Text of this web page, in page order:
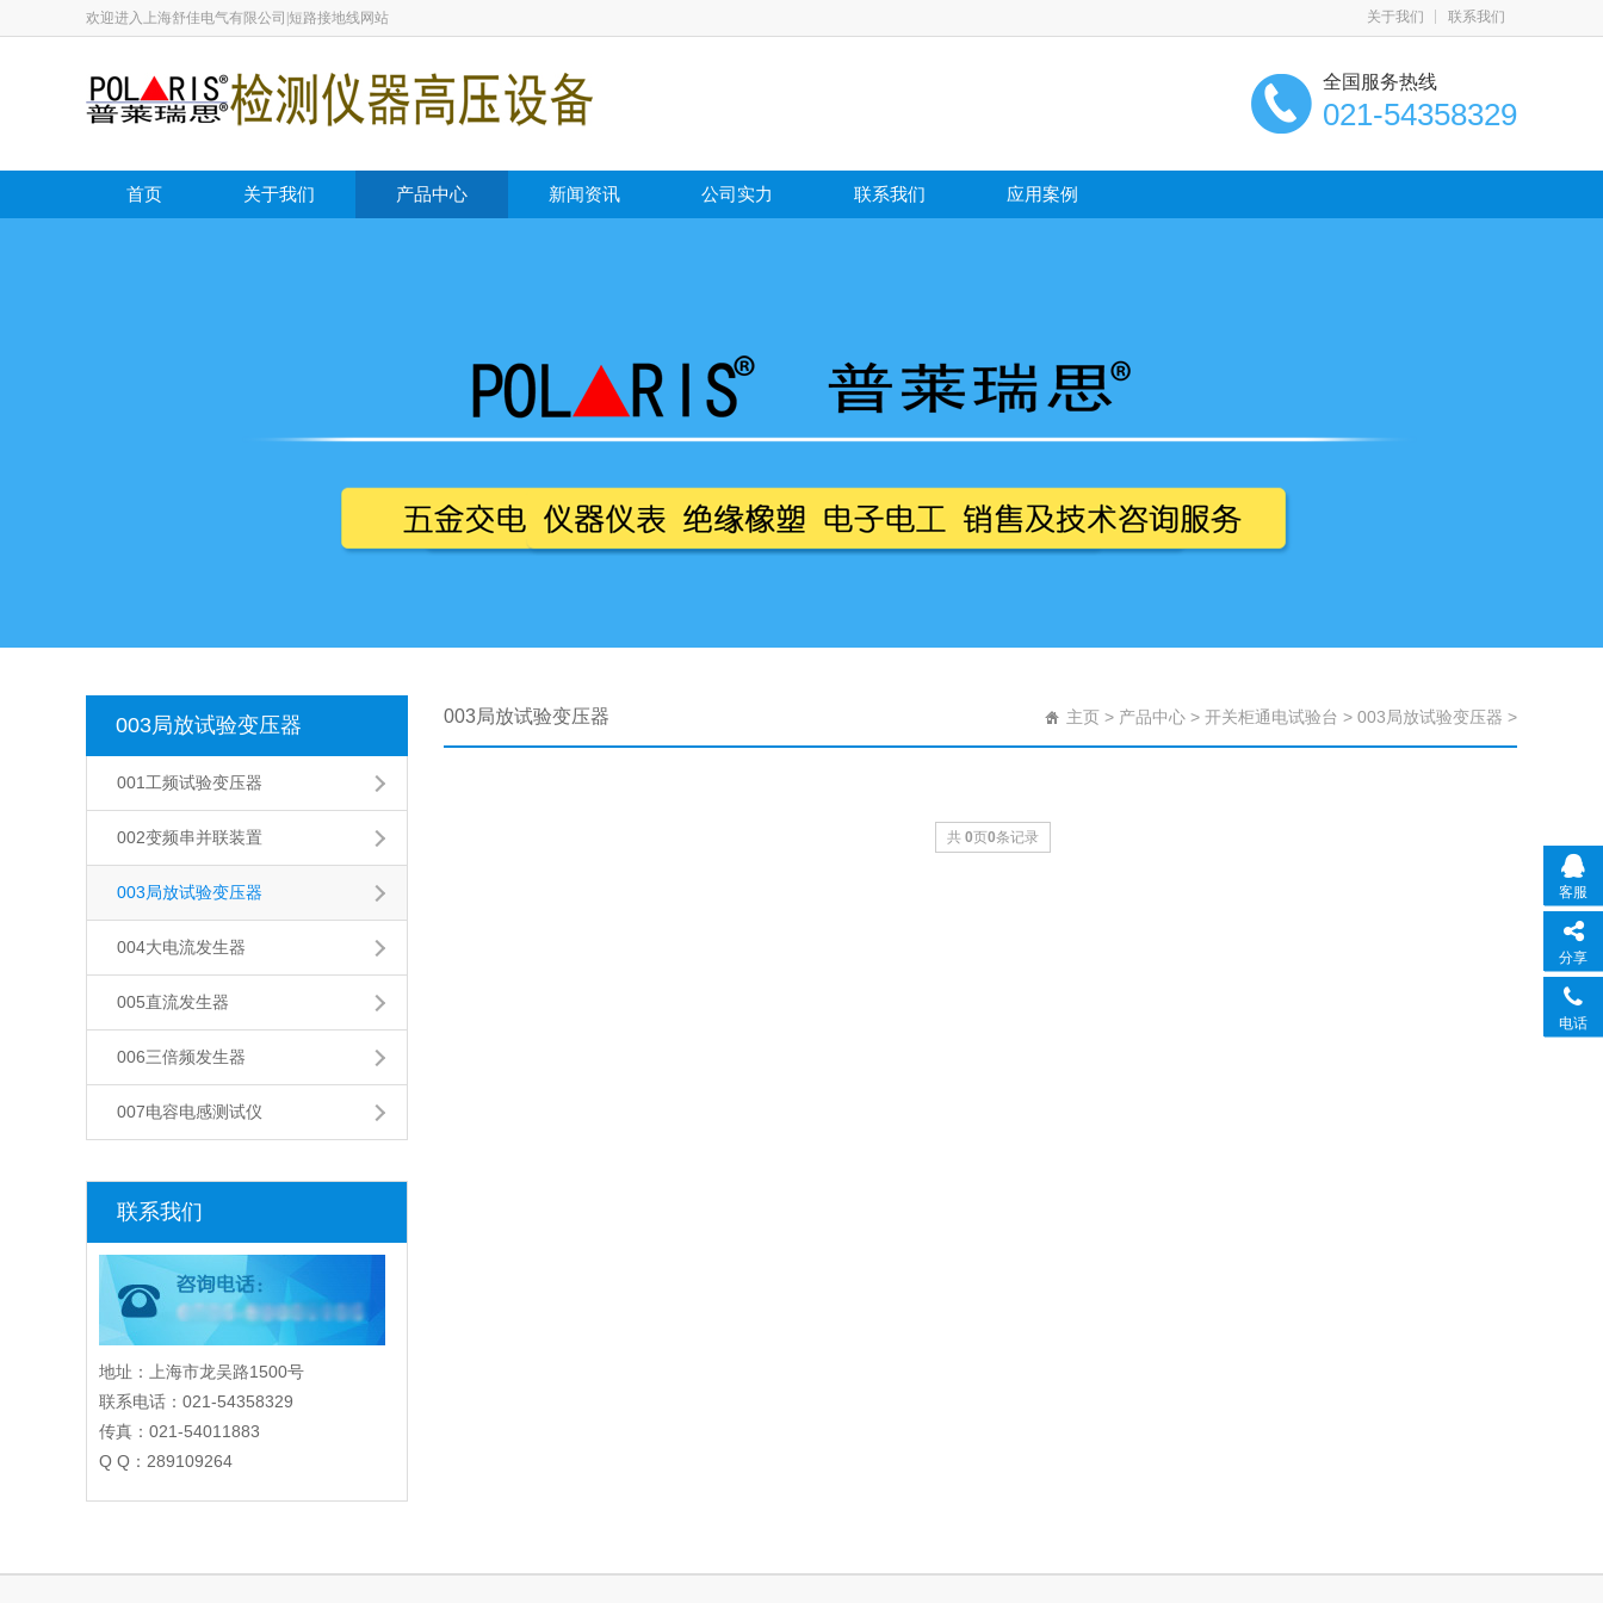
欢迎进入上海舒佳电气有限公司|短路接地线网站 关于我们 联系我们
全国服务热线
021-54358329
首页 关于我们 产品中心 新闻资讯 公司实力 联系我们 应用案例
003局放试验变压器
001工频试验变压器
002变频串并联装置
003局放试验变压器
004大电流发生器
005直流发生器
006三倍频发生器
007电容电感测试仪
联系我们
地址：上海市龙吴路1500号
联系电话：021-54358329
传真：021-54011883
Q Q：289109264
003局放试验变压器 主页 > 产品中心 > 开关柜通电试验台 > 003局放试验变压器 >
共 0页0条记录
客服
分享
电话